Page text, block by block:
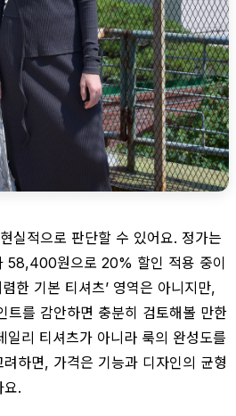
실적으로 판단할 수 있어요. 정가는
58,400원으로 20% 할인 적용 중이
한 기본 티셔츠’ 영역은 아니지만,
트를 감안하면 충분히 검토해볼 만한
일리 티셔츠가 아니라 룩의 완성도를
하면, 가격은 기능과 디자인의 균형
요.